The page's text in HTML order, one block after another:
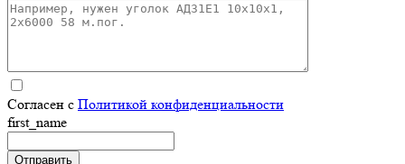
Согласен с Политикой конфиденциальности
first_name